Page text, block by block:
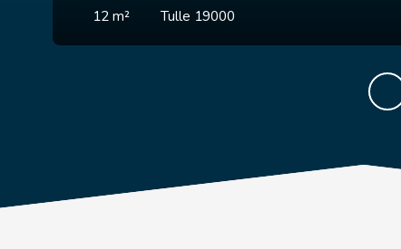
12m² Tulle 19000